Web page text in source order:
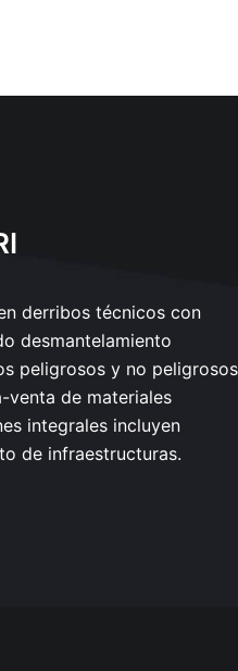
derribos técnicos con
desmantelamiento
peligrosos y no peligrosos
venta de materiales
integrales incluyen
de infraestructuras.